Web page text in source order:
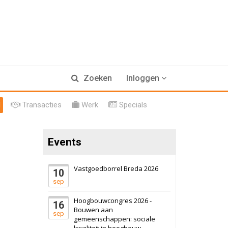
Zoeken Inloggen
Transacties Werk Specials
Events
10
sep
Vastgoedborrel Breda 2026
16
sep
Hoogbouwcongres 2026 -
Bouwen aan
gemeenschappen: sociale
17 september 2026
Voormalig
politiebureau
6 oktober 2026 Transformatieobject